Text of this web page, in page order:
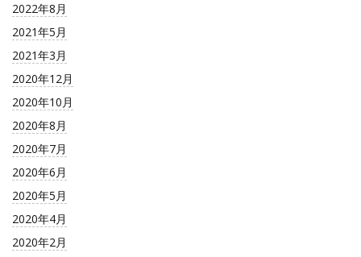
2022年8月
2021年5月
2021年3月
2020年12月
2020年10月
2020年8月
2020年7月
2020年6月
2020年5月
2020年4月
2020年2月